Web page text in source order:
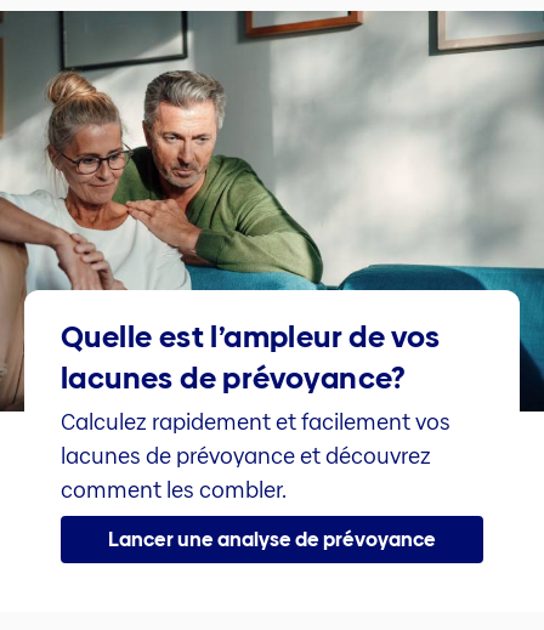
Quelle est l’ampleur de vos
lacunes de prévoyance?
Calculez rapidement et facilement vos
lacunes de prévoyance et découvrez
comment les combler.
Lancer une analyse de prévoyance